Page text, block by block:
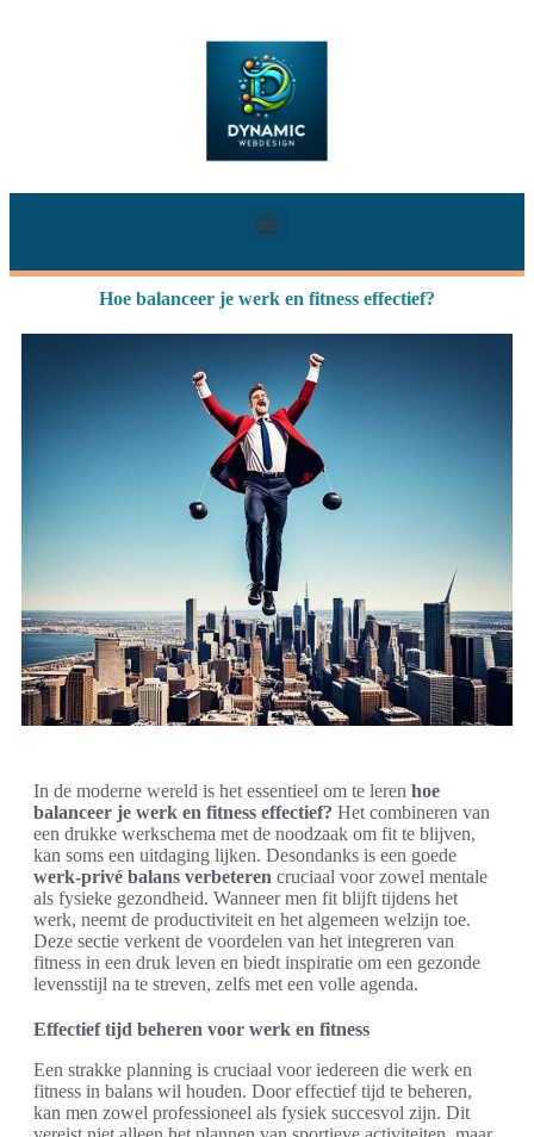
Hoe balanceer je werk en fitness effectief?
In de moderne wereld is het essentieel om te leren hoe
balanceer je werk en fitness effectief? Het combineren van
een drukke werkschema met de noodzaak om fit te blijven,
kan soms een uitdaging lijken. Desondanks is een goede
werk-privé balans verbeteren cruciaal voor zowel mentale
als fysieke gezondheid. Wanneer men fit blijft tijdens het
werk, neemt de productiviteit en het algemeen welzijn toe.
Deze sectie verkent de voordelen van het integreren van
fitness in een druk leven en biedt inspiratie om een gezonde
levensstijl na te streven, zelfs met een volle agenda.
Effectief tijd beheren voor werk en fitness
Een strakke planning is cruciaal voor iedereen die werk en
fitness in balans wil houden. Door effectief tijd te beheren,
kan men zowel professioneel als fysiek succesvol zijn. Dit